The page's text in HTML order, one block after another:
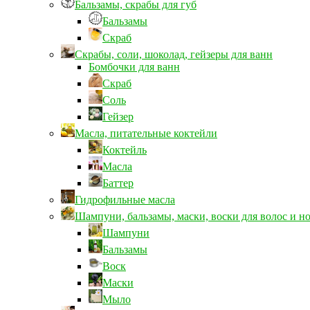
Бальзамы, скрабы для губ
Бальзамы
Скраб
Скрабы, соли, шоколад, гейзеры для ванн
Бомбочки для ванн
Скраб
Соль
Гейзер
Масла, питательные коктейли
Коктейль
Масла
Баттер
Гидрофильные масла
Шампуни, бальзамы, маски, воски для волос и
Шампуни
Бальзамы
Воск
Маски
Мыло